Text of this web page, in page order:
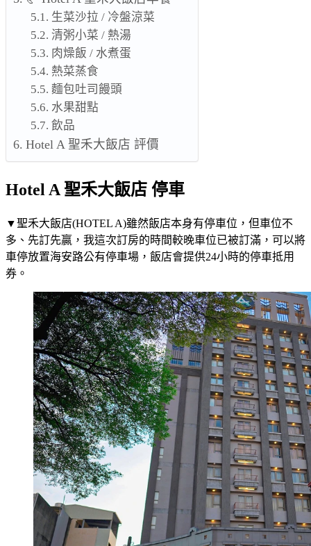
生菜沙拉 / 冷盤涼菜
清粥小菜 / 熱湯
肉燥飯 / 水煮蛋
熱菜蒸食
麵包吐司饅頭
水果甜點
飲品
Hotel A 聖禾大飯店 評價
Hotel A 聖禾大飯店 停車
▼聖禾大飯店(HOTEL A)雖然飯店本身有停車位，但車位不
多、先訂先贏，我這次訂房的時間較晚車位已被訂滿，可以將
車停放置海安路公有停車場，飯店會提供24小時的停車抵用
券。